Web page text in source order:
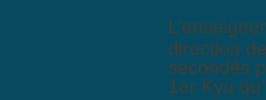
direction
secondés
1er Kyu